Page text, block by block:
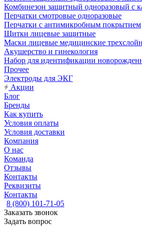
Комбинезон защитный одноразовый с
Перчатки смотровые одноразовые
Перчатки с антимикробным покрытием
Щитки лицевые защитные
Маски лицевые медицинские
Акушерство и гинекология
Набор для идентификации
Прочее
Электроды для ЭКГ
Акции
Блог
Бренды
Как купить
Условия оплаты
Условия доставки
Компания
О нас
Команда
Отзывы
Контакты
Реквизиты
Контакты
8 (800) 101-71-05
Заказать звонок
Задать вопрос